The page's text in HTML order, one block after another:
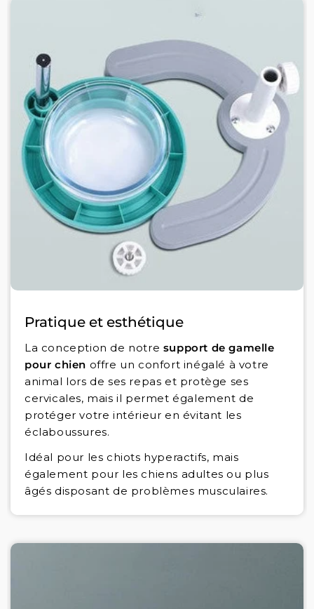
Pratique et esthétique
La conception de notre support de gamelle
pour chien offre un confort inégalé à votre
animal lors de ses repas et protège ses
cervicales, mais il permet également de
protéger votre intérieur en évitant les
éclaboussures.
Idéal pour les chiots hyperactifs, mais
également pour les chiens adultes ou plus
âgés disposant de problèmes musculaires.